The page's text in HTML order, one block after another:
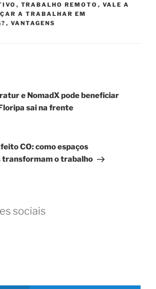
, TRABALHO REMOTO , VALE A
A TRABALHAR EM
, VANTAGENS
e NomadX pode beneficiar
sai na frente
CO: como espaços
transformam o trabalho
sociais